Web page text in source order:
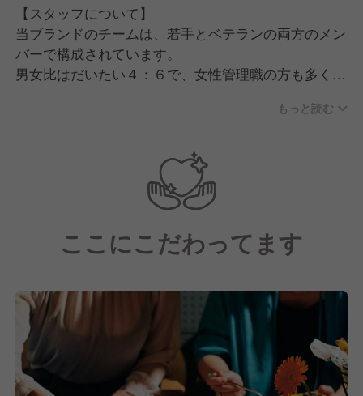
【スタッフについて】
当ブランドのチームは、若手とベテランの両方のメン
バーで構成されています。
男女比はだいたい４：６で、女性管理職の方も多く活
経験としては業態に合わせてカフェ出身の方が多いで
いのも特徴の一つです。
「カフェ・カンパニー」の事業テーマは、単に飲食店
をつくることではなく、「人と人との出会いの場」を
創り出すことにあります。
コミュニティを育む、次世代に欠かせないインフラと
考えています。
伝統に最大限のリスペクトを持ちながら新しい価値を
生み出し、みずみずしい情緒感あふれる地域社会の実
現を目指してまいります。
もっと読む
ここにこだわってます